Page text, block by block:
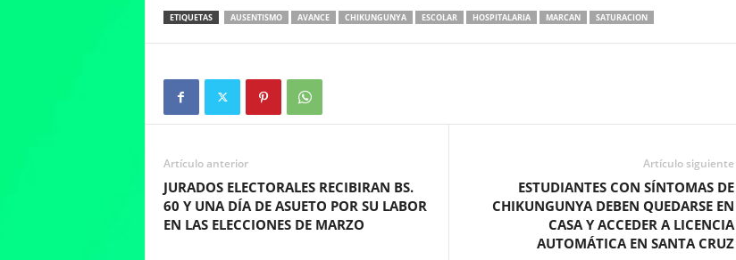
ETIQUETAS AUSENTISMO AVANCE CHIKUNGUNYA ESCOLAR HOSPITALARIA MARCAN SATURACION
Artículo anterior
JURADOS ELECTORALES RECIBIRAN BS.
60 Y UNA DÍA DE ASUETO POR SU LABOR
EN LAS ELECCIONES DE MARZO
Artículo siguiente
ESTUDIANTES CON SÍNTOMAS DE
CHIKUNGUNYA DEBEN QUEDARSE EN
CASA Y ACCEDER A LICENCIA
AUTOMÁTICA EN SANTA CRUZ